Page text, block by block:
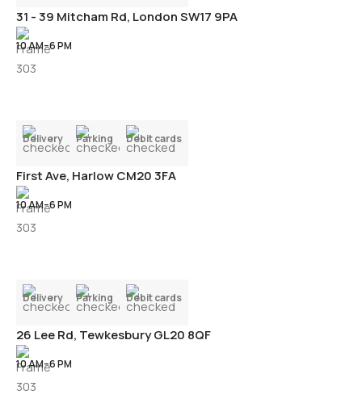
31 - 39 Mitcham Rd, London SW17 9PA
10 AM–6 PM
Delivery Parking Debit cards
First Ave, Harlow CM20 3FA
10 AM–6 PM
Delivery Parking Debit cards
26 Lee Rd, Tewkesbury GL20 8QF
10 AM–6 PM